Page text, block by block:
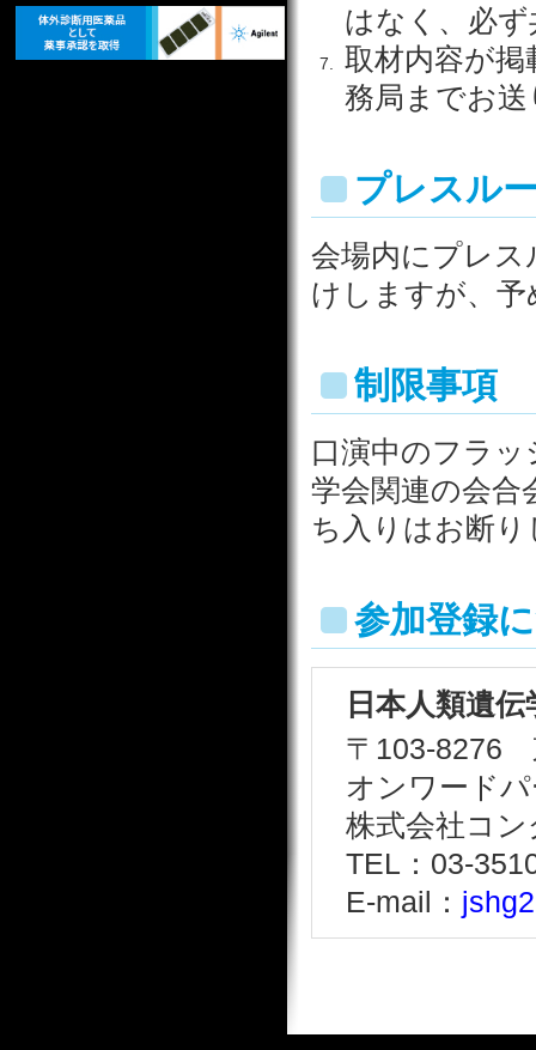
はなく、必
取材内容が掲
務局までお
プレスル
会場内にプレ
けしますが、
制限事項
口演中のフラ
学会関連の会合
ち入りはお断り
参加登録
日本人類遺
〒103-8276
オンワード
株式会社コ
TEL：03-
E-mail：